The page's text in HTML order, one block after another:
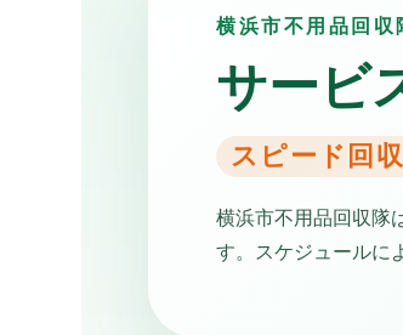
横浜市不用品回収
サービ
スピード回
横浜市不用品回収隊
す。スケジュールに